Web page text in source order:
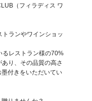
（フィラディス ワ
ランやワインショッ
るレストラン様の70%
り、その品質の高さ
付きをいただいてい